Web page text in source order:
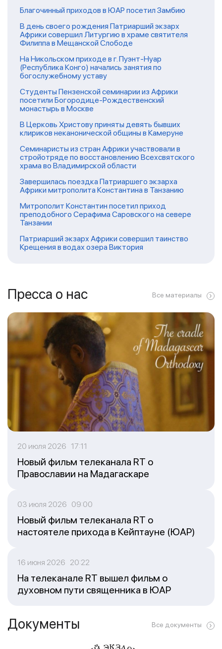
Благочинный приходов в ЮАР посетил Замбию
В день своего рождения Патриарший экзарх
Африки совершил Литургию в храме святителя
Филиппа в Мещанской Слободе
На Никольском приходе в г. Пуэнт-Нуар
(Республика Конго) начались занятия по
богослужебному уставу
Студенты Пензенской семинарии из Африки
посетили Богородице-Рождественский
монастырь в Москве
В Церковь Христову приняты девять бывших
клириков неканонической общины в Камеруне
Семинаристы из стран Африки участвовали в
стройотряде по восстановлению Всехсвятского
храма во Владимирской области
Завершилась поездка Патриаршего экзарха
Африки митрополита Константина в Танзанию
Митрополит Константин посетил приход
преподобного Серафима Саровского на севере
Танзании
Патриарший экзарх Африки совершил таинство
Крещения в водах озера Виктория
Пресса о нас Все материалы
20 июля 2026 17:11
Новый фильм телеканала RT о
Православии на Мадагаскаре
03 июля 2026 09:00
Новый фильм телеканала RT о
настоятеле прихода в Кейптауне (ЮАР)
16 июня 2026 20:22
На телеканале RT вышел фильм о
духовном пути священника в ЮАР
Документы Все документы